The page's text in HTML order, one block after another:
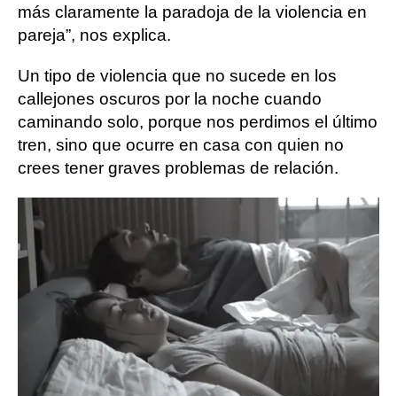
más claramente la paradoja de la violencia en
pareja”, nos explica.
Un tipo de violencia que no sucede en los
callejones oscuros por la noche cuando
caminando solo, porque nos perdimos el último
tren, sino que ocurre en casa con quien no
crees tener graves problemas de relación.